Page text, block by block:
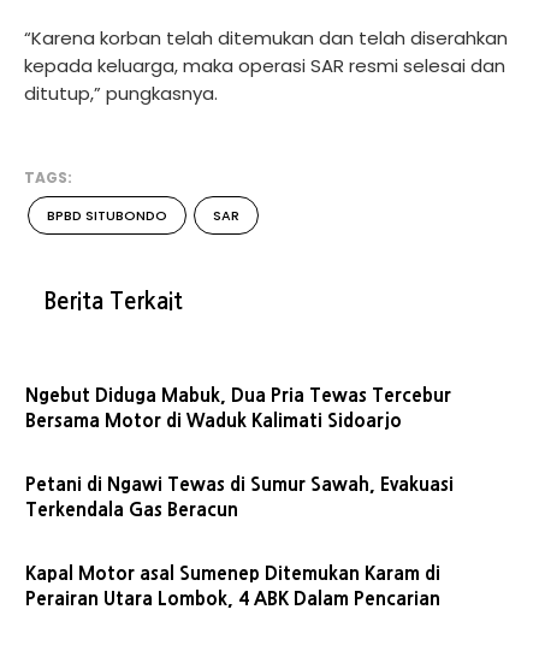
“Karena korban telah ditemukan dan telah diserahkan
kepada keluarga, maka operasi SAR resmi selesai dan
ditutup,” pungkasnya.
TAGS:
BPBD SITUBONDO SAR
Berita Terkait
Ngebut Diduga Mabuk, Dua Pria Tewas Tercebur
Bersama Motor di Waduk Kalimati Sidoarjo
Petani di Ngawi Tewas di Sumur Sawah, Evakuasi
Terkendala Gas Beracun
Kapal Motor asal Sumenep Ditemukan Karam di
Perairan Utara Lombok, 4 ABK Dalam Pencarian